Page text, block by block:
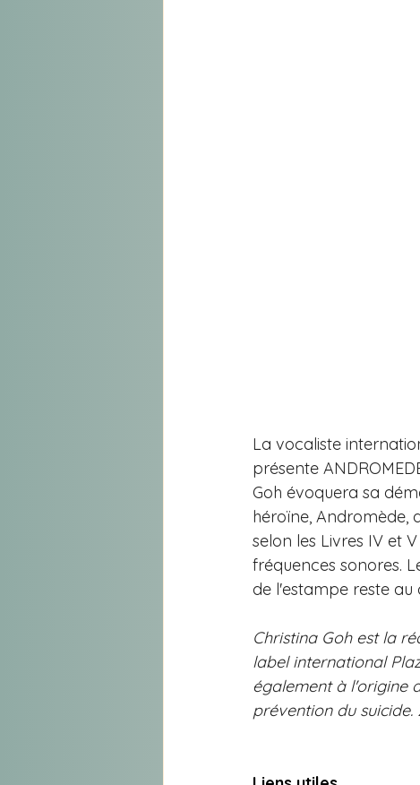
La vocaliste
présente
Goh évoquera sa
héroïne, Andromède,
selon les Livres IV et
fréquences sonores.
de l'estampe reste
Christina Goh est la
label international
également à l'origine
prévention du